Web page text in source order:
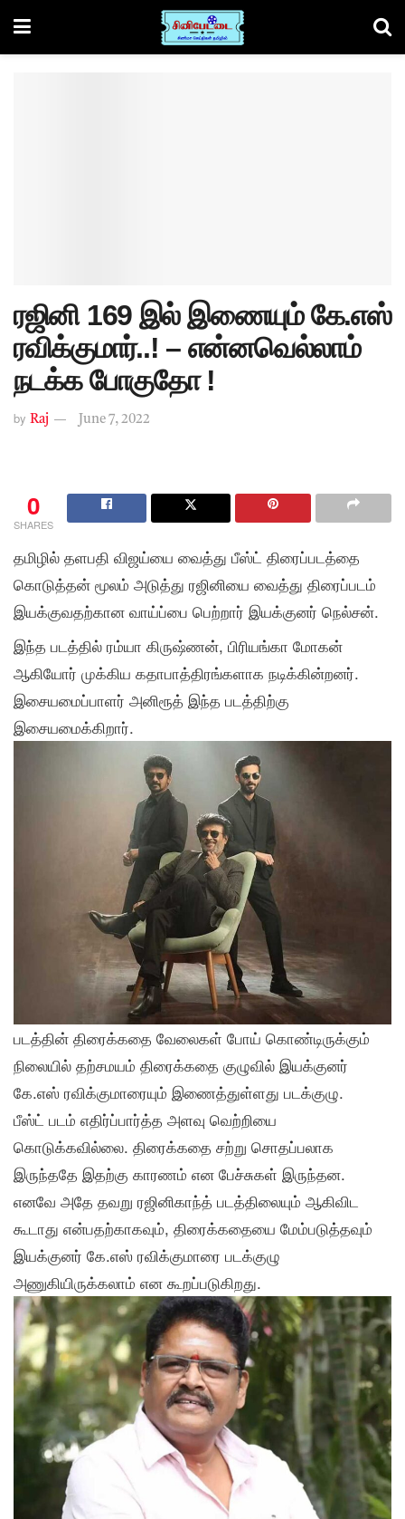
ரஜினி 169 இல் இணையும் கே.எஸ்
ரவிக்குமார்..! – என்னவெல்லாம்
நடக்க போகுதோ !
by Raj June 7, 2022
0
SHARES
தமிழில் தளபதி விஜய்யை வைத்து பீஸ்ட் திரைப்படத்தை
கொடுத்தன் மூலம் அடுத்து ரஜினியை வைத்து திரைப்படம்
இயக்குவதற்கான வாய்ப்பை பெற்றார் இயக்குனர் நெல்சன்.
இந்த படத்தில் ரம்யா கிருஷ்ணன், பிரியங்கா மோகன்
ஆகியோர் முக்கிய கதாபாத்திரங்களாக நடிக்கின்றனர்.
இசையமைப்பாளர் அனிரூத் இந்த படத்திற்கு
இசையமைக்கிறார்.
படத்தின் திரைக்கதை வேலைகள் போய் கொண்டிருக்கும்
நிலையில் தற்சமயம் திரைக்கதை குழுவில் இயக்குனர்
கே.எஸ் ரவிக்குமாரையும் இணைத்துள்ளது படக்குழு.
பீஸ்ட் படம் எதிர்ப்பார்த்த அளவு வெற்றியை
கொடுக்கவில்லை. திரைக்கதை சற்று சொதப்பலாக
இருந்ததே இதற்கு காரணம் என பேச்சுகள் இருந்தன.
எனவே அதே தவறு ரஜினிகாந்த் படத்திலையும் ஆகிவிட
கூடாது என்பதற்காகவும், திரைக்கதையை மேம்படுத்தவும்
இயக்குனர் கே.எஸ் ரவிக்குமாரை படக்குழு
அணுகியிருக்கலாம் என கூறப்படுகிறது.